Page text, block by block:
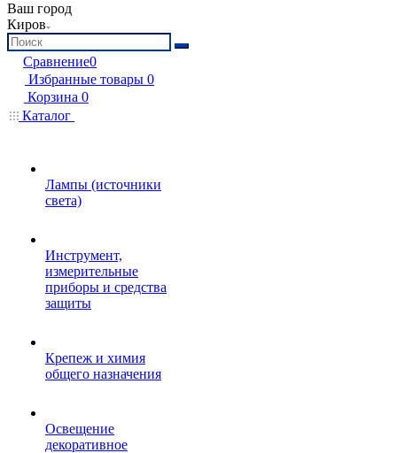
Ваш город
Киров
Сравнение0
Избранные товары 0
Корзина 0
Каталог
Лампы (источники
света)
Инструмент,
измерительные
приборы и средства
защиты
Крепеж и химия
общего назначения
Освещение
декоративное